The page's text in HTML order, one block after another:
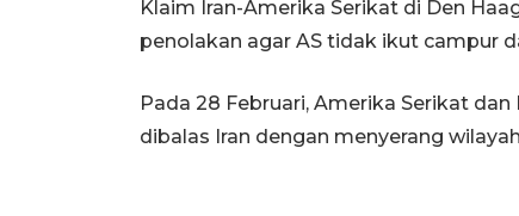
Klaim Iran-Amerika Serikat di Den
penolakan agar AS tidak ikut campur
Pada 28 Februari, Amerika Serikat
dibalas Iran dengan menyerang